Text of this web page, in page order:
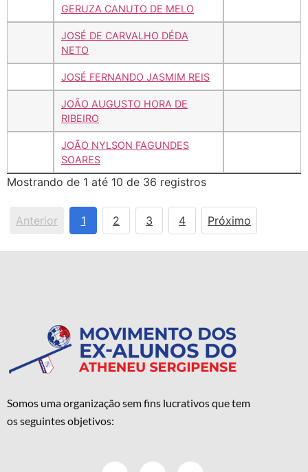
GERUZA CANUTO DE MELO
JOSÉ DE CARVALHO DÉDA
NETO
JOSÉ FERNANDO JASMIM REIS
JOÃO AUGUSTO HORA DE
RIBEIRO
JOÃO NYLSON FAGUNDES
SOARES
Mostrando de 1 até 10 de 36 registros
Anterior 1 2 3 4 Próximo
Somos uma organização sem fins lucrativos que tem
os seguintes objetivos: